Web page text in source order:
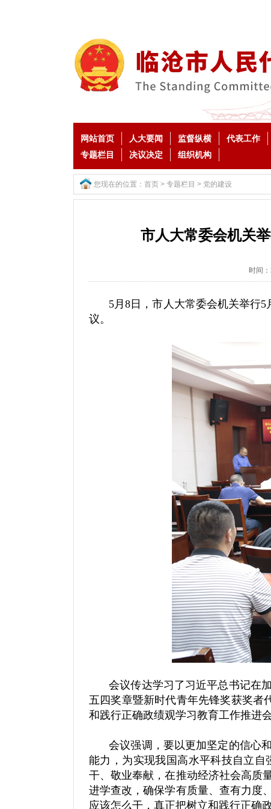
网站首页 人大要闻 监督纵横 代表工作
专题栏目
决议决定 组织机构
您现在的位置： 首页 > 专题栏目 > 党的建设
市人大常委会机关
时间
5月8日，市人大常委会机关举行
议。
会议传达学习了习近平总书记在
五四奖章暨新时代青年先锋奖获奖者
和践行正确政绩观学习教育工作推进
会议强调，要以更加坚定的信心
能力，为实现我国高水平科技自立
干、敬业奉献，在推动经济社会高质
进学查改，确保学有质量、查有力度
应该怎么干，真正把树立和践行正确